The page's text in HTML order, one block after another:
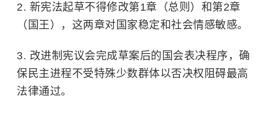
2. 新宪法起草不得修改第1章（总则）和第2章
（国王），这两章对国家稳定和社会情感敏感。
3. 改进制宪议会完成草案后的国会表决程序，确
保民主进程不受特殊少数群体以否决权阻碍最高
法律通过。